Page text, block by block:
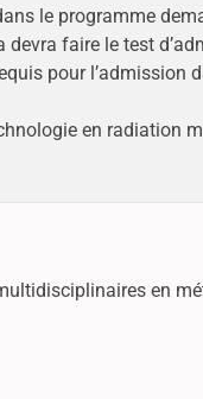
le programme
devra faire le test
pour l’admission
en radiation
en